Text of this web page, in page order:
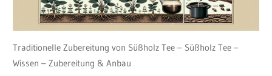
Traditionelle Zubereitung von Süßholz Tee – Süßholz Tee –
Wissen – Zubereitung & Anbau